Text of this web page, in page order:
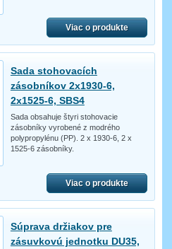
Viac o produkte
Sada stohovacích
zásobníkov 2x1930-6,
2x1525-6, SBS4
Sada obsahuje štyri stohovacie
zásobníky vyrobené z modrého
polypropylénu (PP). 2 x 1930-6, 2 x
1525-6 zásobníky.
Viac o produkte
Súprava držiakov pre
zásuvkovú jednotku DU35,